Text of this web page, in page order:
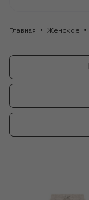
Главная Женское